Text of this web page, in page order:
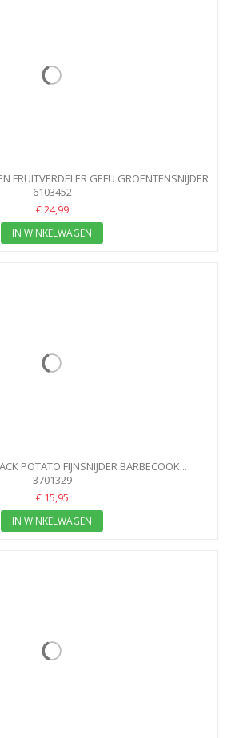
FRUITVERDELER GEFU GROENTENSNIJDER
6103452
€ 24,99
IN WINKELWAGEN
POTATO FIJNSNIJDER BARBECOOK...
3701329
€ 15,95
IN WINKELWAGEN